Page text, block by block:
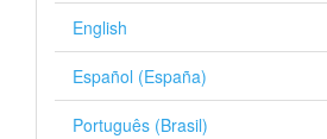
English
Español (España)
Português (Brasil)